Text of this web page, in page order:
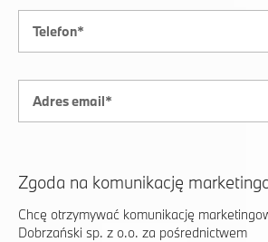
Zgoda na komunikację
Chcę otrzymywać komunikację
Dobrzański sp. z o.o. za pośrednictwem